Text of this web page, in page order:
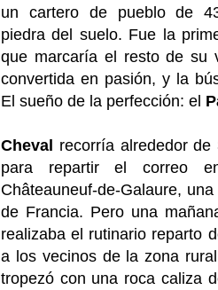
un cartero de pueblo de
piedra del suelo. Fue la
que marcaría el resto de su
convertida en pasión, y la
El sueño de la perfección: el
Cheval recorría alrededor
para repartir el correo
Châteauneuf-de-Galaure,
de Francia. Pero una
realizaba el rutinario reparto
a los vecinos de la zona
tropezó con una roca caliza